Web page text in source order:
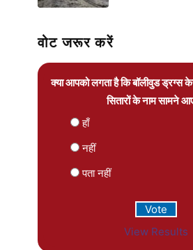
वोट जरूर करें
क्या आपको लगता है कि बॉलीवुड
सितारों के नाम सामने
हाँ
नहीं
पता नहीं
View Results